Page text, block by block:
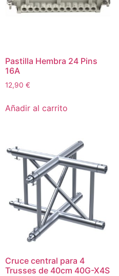
Pastilla Hembra 24 Pins
16A
12,90 €
Añadir al carrito
Cruce central para 4
Trusses de 40cm 40G-X4S